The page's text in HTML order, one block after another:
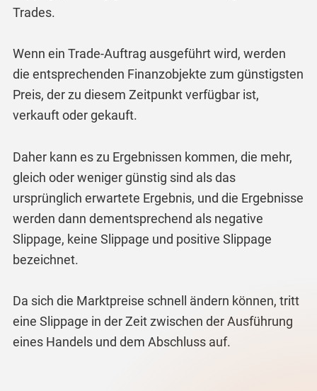
Trades.
Wenn ein Trade-Auftrag ausgeführt wird, werden
die entsprechenden Finanzobjekte zum günstigsten
Preis, der zu diesem Zeitpunkt verfügbar ist,
verkauft oder gekauft.
Daher kann es zu Ergebnissen kommen, die mehr,
gleich oder weniger günstig sind als das
ursprünglich erwartete Ergebnis, und die Ergebnisse
werden dann dementsprechend als negative
Slippage, keine Slippage und positive Slippage
bezeichnet.
Da sich die Marktpreise schnell ändern können, tritt
eine Slippage in der Zeit zwischen der Ausführung
eines Handels und dem Abschluss auf.